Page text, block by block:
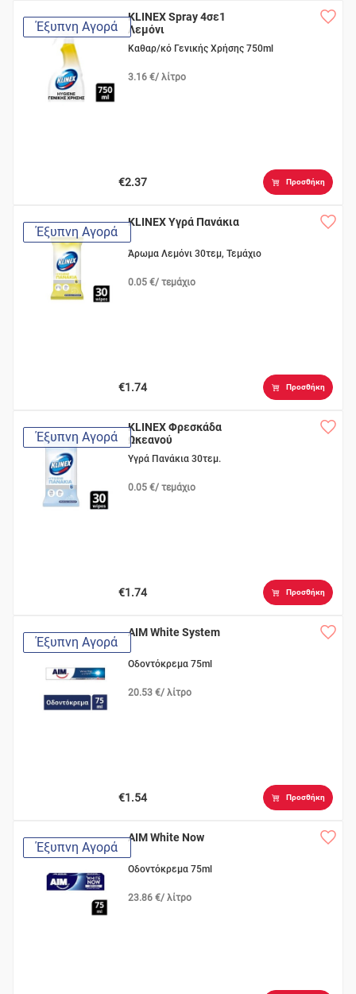
Έξυπνη Αγορά
KLINEX Spray 4σε1
Λεμόνι
Καθαρ/κό Γενικής Χρήσης 750ml
3.16 €/ λίτρο
€2.37 Προσθήκη
Έξυπνη Αγορά
KLINEX Υγρά Πανάκια
Άρωμα Λεμόνι 30τεμ, Τεμάχιο
0.05 €/ τεμάχιο
€1.74 Προσθήκη
Έξυπνη Αγορά
KLINEX Φρεσκάδα
Ωκεανού
Υγρά Πανάκια 30τεμ.
0.05 €/ τεμάχιο
€1.74 Προσθήκη
Έξυπνη Αγορά
AIM White System
Οδοντόκρεμα 75ml
20.53 €/ λίτρο
€1.54 Προσθήκη
Έξυπνη Αγορά
AIM White Now
Οδοντόκρεμα 75ml
23.86 €/ λίτρο